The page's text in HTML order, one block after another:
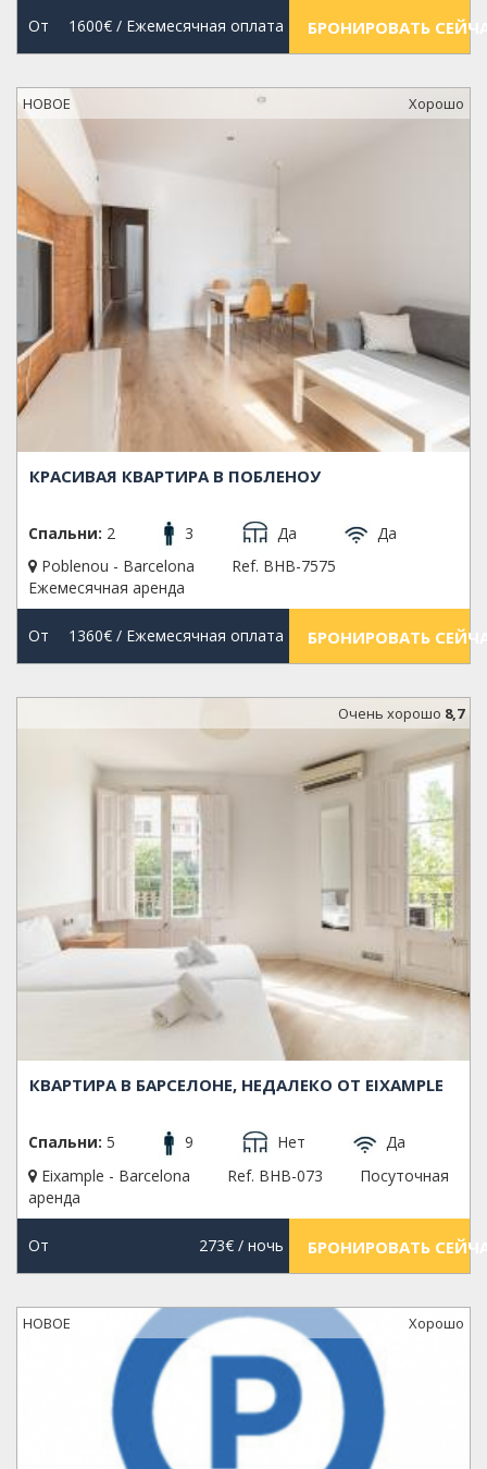
От 1600€/ Ежемесячная оплата БРОНИРОВАТЬ
НОВОЕ Xорошо
КРАСИВАЯ КВАРТИРА В ПОБЛЕНОУ
Спальни: 2 3 Да
Да
Poblenou - Barcelona
Ref. BHB-7575
Ежемесячная аренда
От 1360€/ Ежемесячная оплата БРОНИРОВАТЬ
Oчень хорошо 8,7
КВАРТИРА В БАРСЕЛОНЕ, НЕДАЛЕКО ОТ EIXAMPLE
Спальни: 5 9 Нет
Да
Eixample - Barcelona
Ref. BHB-073
Посуточная
аренда
От 273€/ ночь БРОНИРОВАТЬ
НОВОЕ Xорошо